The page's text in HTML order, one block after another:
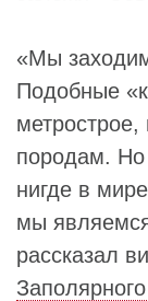
«Мы
Подобные
породам. Но
нигде в
мы
рассказал